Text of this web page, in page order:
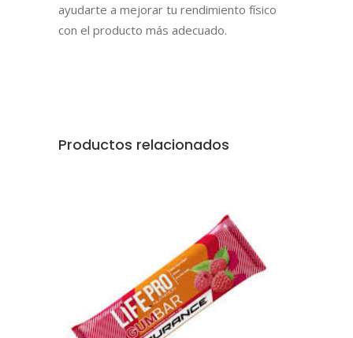
ayudarte a mejorar tu rendimiento físico
con el producto más adecuado.
Productos relacionados
AÑADIR AL CARRITO